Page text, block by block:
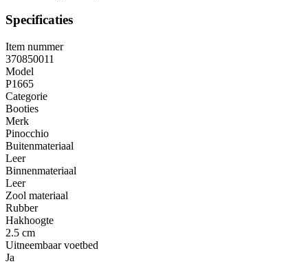
Specificaties
Item nummer
370850011
Model
P1665
Categorie
Booties
Merk
Pinocchio
Buitenmateriaal
Leer
Binnenmateriaal
Leer
Zool materiaal
Rubber
Hakhoogte
2.5 cm
Uitneembaar voetbed
Ja